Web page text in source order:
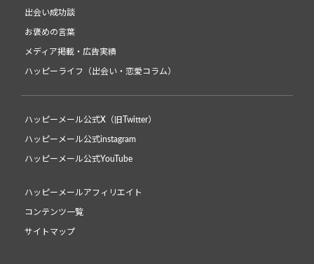
出会い成功談
お褒めの言葉
メディア掲載・広告実績
ハッピーライフ（出会い・恋愛コラム）
ハッピーメール公式X（旧Twitter）
ハッピーメール公式instagram
ハッピーメール公式YouTube
ハッピーメールアフィリエイト
コンテンツ一覧
サイトマップ